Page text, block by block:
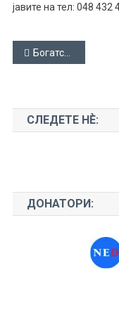
јавите на тел: 048 432
Навигација
напис
Богатството се чува дома
СЛЕДЕТЕ НЀ:
ДОНАТОРИ: